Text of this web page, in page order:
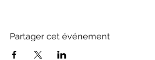
Partager cet événement